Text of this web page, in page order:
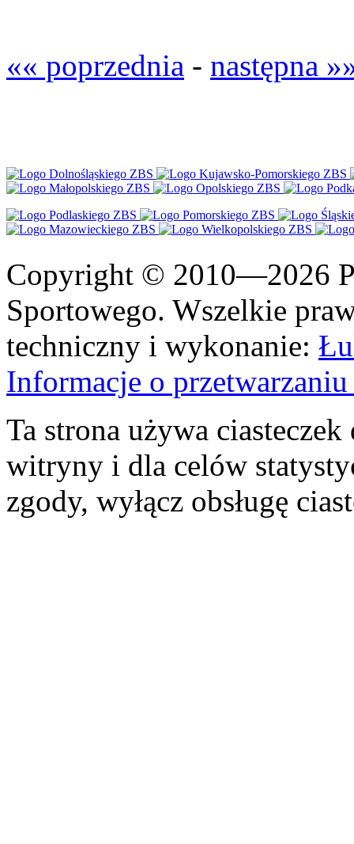
«« poprzednia - następna
Copyright © 2010—2026
Sportowego. Wszelkie
techniczny i wykonanie:
Informacje o
Ta strona używa
witryny i dla celów
zgody, wyłącz obsługę